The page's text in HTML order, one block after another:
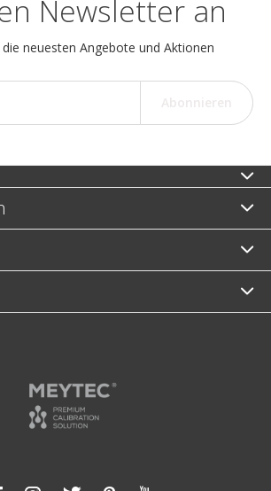
Newsletter an
die neuesten Angebote und Aktionen